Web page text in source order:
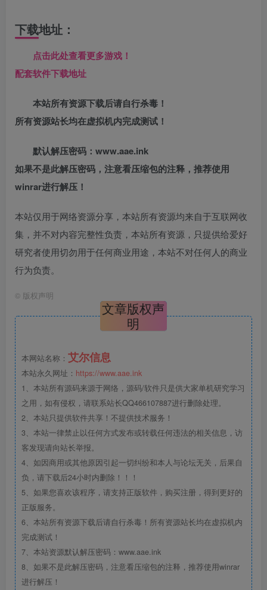
下载地址：
点击此处查看更多游戏！
配套软件下载地址
本站所有资源下载后请自行杀毒！
所有资源站长均在虚拟机内完成测试！
默认解压密码：www.aae.ink
如果不是此解压密码，注意看压缩包的注释，推荐使用
winrar进行解压！
本站仅用于网络资源分享，本站所有资源均来自于互联网收
集，并不对内容完整性负责，本站所有资源，只提供给爱好
研究者使用切勿用于任何商业用途，本站不对任何人的商业
行为负责。
© 版权声明
文章版权声
明
本网站名称： 艾尔信息
本站永久网址： https://www.aae.ink
1、本站所有源码来源于网络，源码/软件只是供大家单机研究学习
之用，如有侵权，请联系站长QQ466107887进行删除处理。
2、本站只提供软件共享！不提供技术服务！
3、本站一律禁止以任何方式发布或转载任何违法的相关信息，访
客发现请向站长举报。
4、如因商用或其他原因引起一切纠纷和本人与论坛无关，后果自
负，请下载后24小时内删除！！！
5、如果您喜欢该程序，请支持正版软件，购买注册，得到更好的
正版服务。
6、本站所有资源下载后请自行杀毒！所有资源站长均在虚拟机内
完成测试！
7、本站资源默认解压密码：www.aae.ink
8、如果不是此解压密码，注意看压缩包的注释，推荐使用winrar
进行解压！